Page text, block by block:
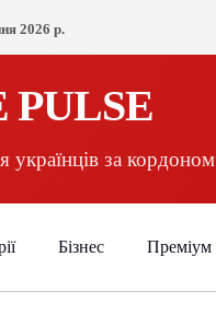
2026 р.
українців за кордоном
Бізнес Преміум